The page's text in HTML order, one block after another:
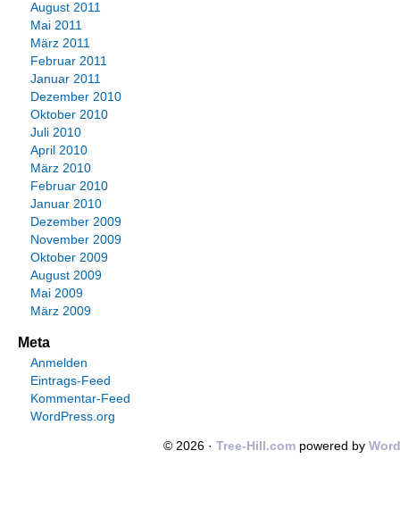
August 2011
Mai 2011
März 2011
Februar 2011
Januar 2011
Dezember 2010
Oktober 2010
Juli 2010
April 2010
März 2010
Februar 2010
Januar 2010
Dezember 2009
November 2009
Oktober 2009
August 2009
Mai 2009
März 2009
Meta
Anmelden
Eintrags-Feed
Kommentar-Feed
WordPress.org
© 2026 · Tree-Hill.compowered by